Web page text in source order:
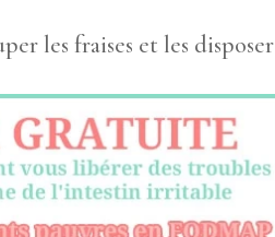
les fraises et les disposer